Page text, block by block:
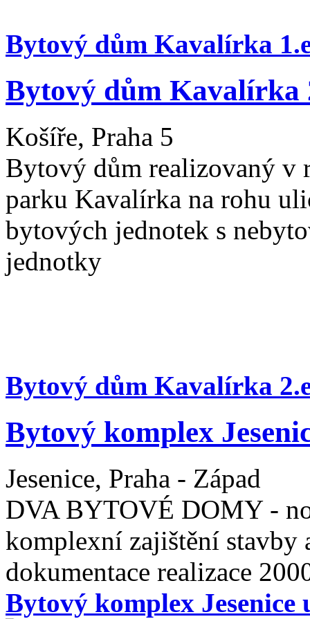
Bytový dům Kavalírka
Bytový dům Kavalírka
Košíře, Praha 5
Bytový dům realizovaný v
parku Kavalírka na rohu
bytových jednotek s
jednotky
Bytový dům Kavalírka
Bytový komplex
Jesenice, Praha - Západ
DVA BYTOVÉ DOMY -
komplexní zajištění
dokumentace realizace
Bytový komplex Jesenice